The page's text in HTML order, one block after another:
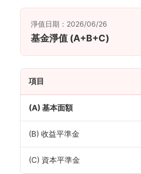
淨值日期：2026/06/26
基金淨值 (A+B+C)
項目
(A) 基本面額
(B) 收益平準金
(C) 資本平準金